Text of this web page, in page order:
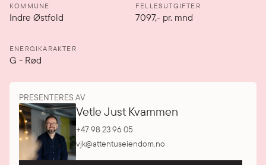
KOMMUNE
Indre Østfold
FELLESUTGIFTER
7097,- pr. mnd
ENERGIKARAKTER
G - Rød
PRESENTERES AV
Vetle Just Kvammen
+47 98 23 96 05
vjk@attentuseiendom.no